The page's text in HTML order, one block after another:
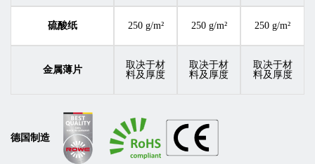
硫酸纸 250 g/m² 250 g/m² 250 g/m²
金属薄片
取决于材
料及厚度
取决于材
料及厚度
取决于材
料及厚度
德国制造